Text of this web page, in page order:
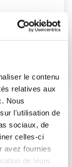
le contenu
relatives aux
Nous
l'utilisation de
sociaux, de
celles-ci
avez fournies
de leurs
SAVOIR PLUS